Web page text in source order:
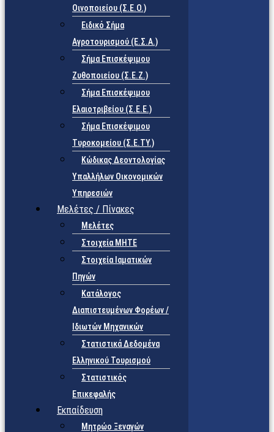
Οινοποιείου (Σ.Ε.Ο.)
Ειδικό Σήμα
Αγροτουρισμού (Ε.Σ.Α.)
Σήμα Επισκέψιμου
Ζυθοποιείου (Σ.Ε.Ζ.)
Σήμα Επισκέψιμου
Ελαιοτριβείου (Σ.Ε.Ε.)
Σήμα Επισκέψιμου
Τυροκομείου (Σ.Ε.TY.)
Κώδικας Δεοντολογίας
Υπαλλήλων Οικονομικών
Υπηρεσιών
Μελέτες / Πίνακες
Μελέτες
Στοιχεία ΜΗΤΕ
Στοιχεία Ιαματικών
Πηγών
Κατάλογος
Διαπιστευμένων Φορέων /
Ιδιωτών Μηχανικών
Στατιστικά Δεδομένα
Ελληνικού Τουρισμού
Στατιστικός
Επικεφαλής
Εκπαίδευση
Μητρώο Ξεναγών